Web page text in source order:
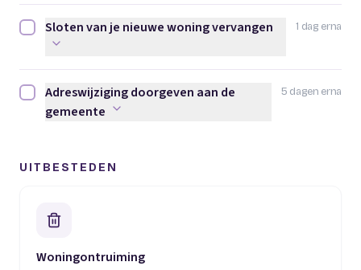
1 dag erna
Sloten van je nieuwe woning vervangen afvinken
Sloten van je nieuwe woning vervangen
5 dagen erna
Adreswijziging doorgeven aan de gemeente afvinken
Adreswijziging doorgeven aan de
gemeente
UITBESTEDEN
Woningontruiming